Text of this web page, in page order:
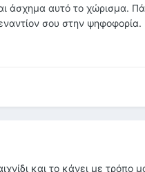
άσχημα αυτό το χώρισμα.
σου στην ψηφοφορία.
και το κάνει με τρόπο